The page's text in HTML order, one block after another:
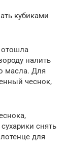
кубиками
налить
масла. Для
чеснок,
снять
для